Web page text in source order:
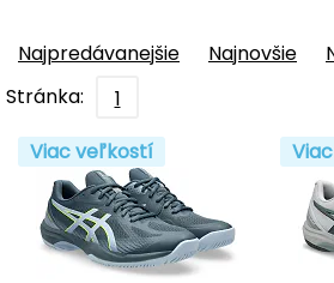
Najpredávanejšie Najnovšie
Stránka:
1
Viac veľkostí